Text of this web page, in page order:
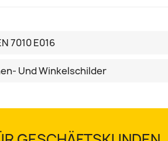
7010 E016
Und Winkelschilder